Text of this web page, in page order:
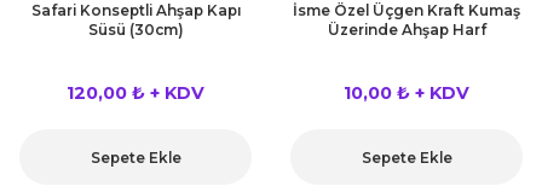
Safari Konseptli Ahşap Kapı
Süsü (30cm)
120,00 ₺ + KDV
Sepete Ekle
İsme Özel Üçgen Kraft Kumaş
Üzerinde Ahşap Harf
10,00 ₺ + KDV
Sepete Ekle